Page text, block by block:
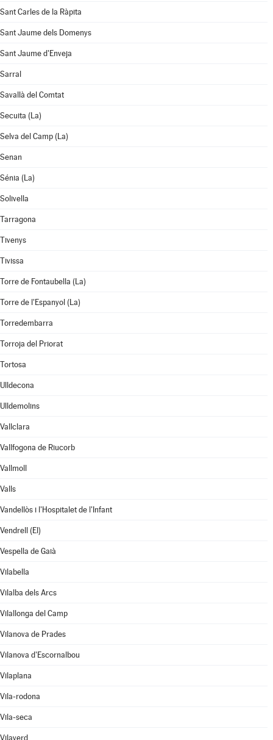
Sant Carles de la Ràpita
Sant Jaume dels Domenys
Sant Jaume d'Enveja
Sarral
Savallà del Comtat
Secuita (La)
Selva del Camp (La)
Senan
Sénia (La)
Solivella
Tarragona
Tivenys
Tivissa
Torre de Fontaubella (La)
Torre de l'Espanyol (La)
Torredembarra
Torroja del Priorat
Tortosa
Ulldecona
Ulldemolins
Vallclara
Vallfogona de Riucorb
Vallmoll
Valls
Vandellòs i l'Hospitalet de l'Infant
Vendrell (El)
Vespella de Gaià
Vilabella
Vilalba dels Arcs
Vilallonga del Camp
Vilanova de Prades
Vilanova d'Escornalbou
Vilaplana
Vila-rodona
Vila-seca
Vilaverd